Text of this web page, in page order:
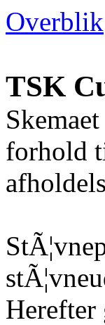
Overblik
TSK
forhold
Herefter